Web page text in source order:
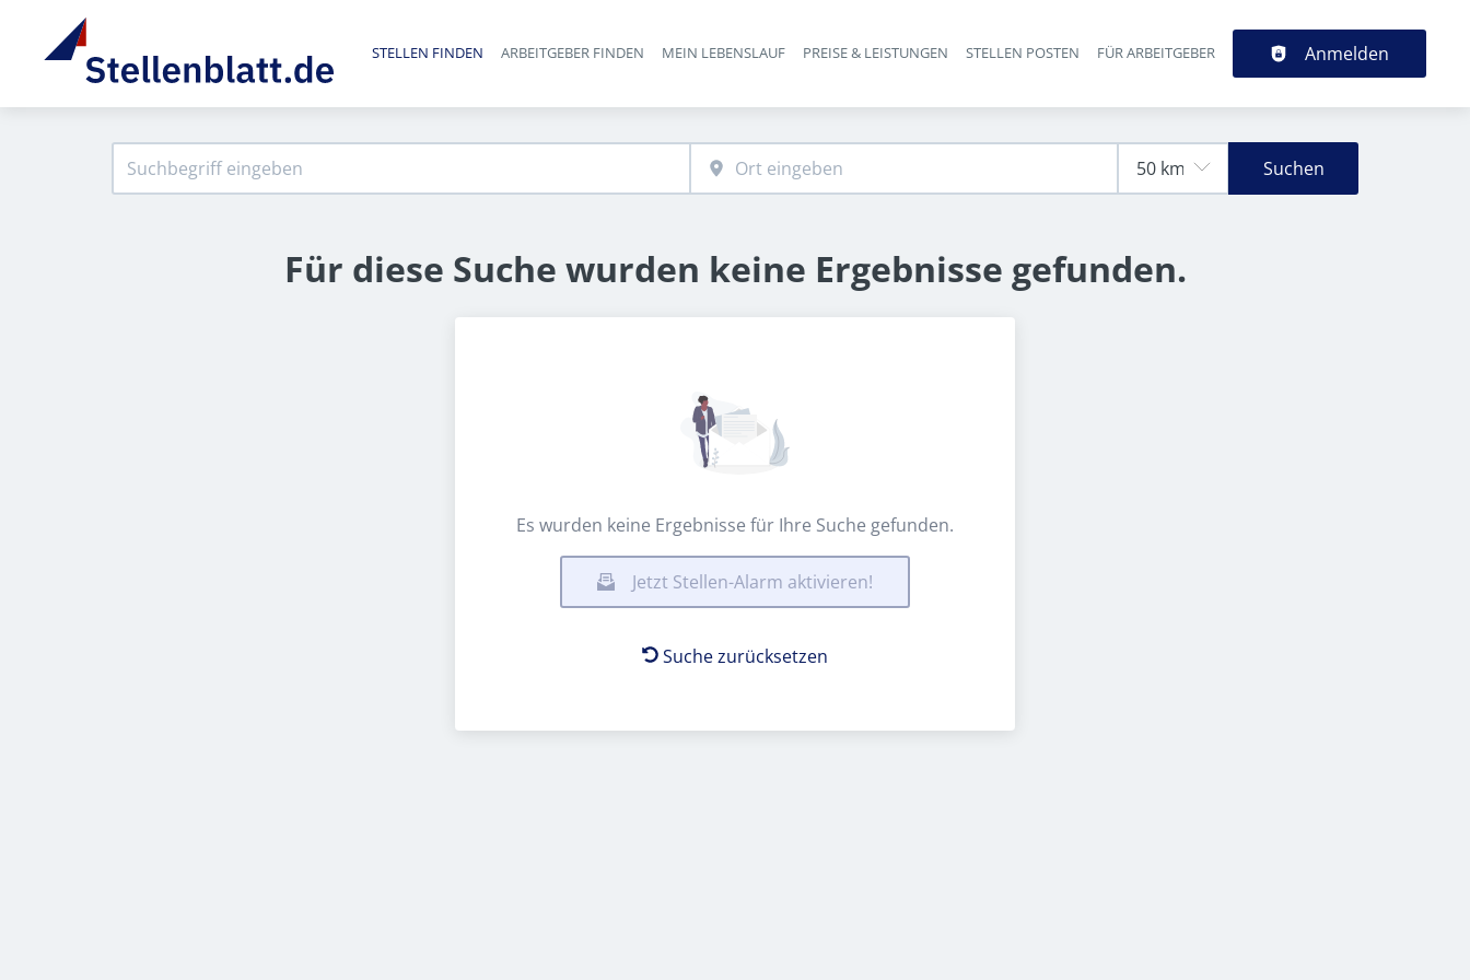
Haupt-Navigation
STELLEN FINDEN ARBEITGEBER FINDEN MEIN LEBENSLAUF PREISE & LEISTUNGEN STELLEN POSTEN FÜR ARBEITGEBER Anmelden
Suchen
Für diese Suche wurden keine Ergebnisse gefunden.
Es wurden keine Ergebnisse für Ihre Suche gefunden.
Jetzt Stellen-Alarm aktivieren!
Suche zurücksetzen